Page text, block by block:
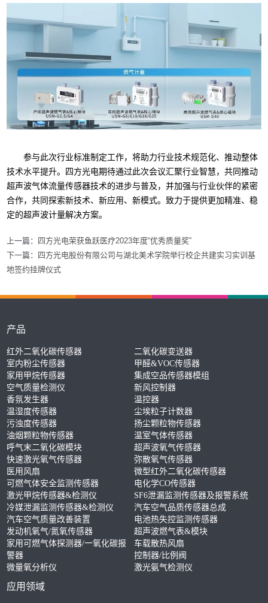
参与此次行业标准制定工作，将助力行业技术规范化、推动整体
技术水平提升。四方光电期待通过此次会议汇聚行业智慧，共同推动
超声波气体流量传感器技术的进步与普及，并加强与行业伙伴的紧密
合作，共同探索新技术、新应用、新模式。致力于提供更加精准、稳
定的超声波计量解决方案。
上一篇：
四方光电荣获鱼跃医疗2023年度“优秀质量奖”
下一篇：
四方光电股份有限公司与湖北美术学院举行校企共建实习实训基
地签约挂牌仪式
产品
红外二氧化碳传感器
二氧化碳变送器
室内粉尘传感器
甲醛&VOC传感器
家用甲烷传感器
集成空品传感器模组
空气质量检测仪
新风控制器
香氛发生器
温控器
温湿度传感器
尘埃粒子计数器
污浊度传感器
扬尘颗粒物传感器
油烟颗粒物传感器
温室气体传感器
呼气末二氧化碳模块
超声波氧气传感器
快速激光氧气传感器
弥散氧气传感器
医用风扇
微型红外二氧化碳传感器
可燃气体安全监测传感器
电化学CO传感器
激光甲烷传感器&检测仪
SF6泄漏监测传感器及报警系统
冷媒泄漏监测传感器&检测仪
汽车空气品质传感器总成
汽车空气质量改善装置
电池热失控监测传感器
发动机氧气/氮氧传感器
超声波燃气表&模块
家用可燃气体探测器/一氧化碳报
警器
车载散热风扇
控制器/比例阀
微量氧分析仪
激光氨气检测仪
应用领域